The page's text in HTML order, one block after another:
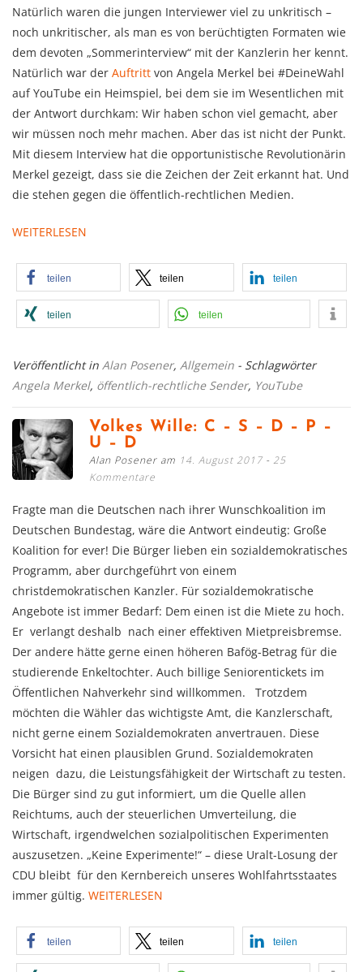
Natürlich waren die jungen Interviewer viel zu unkritisch –
noch unkritischer, als man es von berüchtigten Formaten wie
dem devoten „Sommerinterview“ mit der Kanzlerin her kennt.
Natürlich war der Auftritt von Angela Merkel bei #DeineWahl
auf YouTube ein Heimspiel, bei dem sie im Wesentlichen mit
der Antwort durchkam: Wir haben schon viel gemacht, aber
wir müssen noch mehr machen. Aber das ist nicht der Punkt.
Mit diesem Interview hat die opportunistische Revolutionärin
Merkel gezeigt, dass sie die Zeichen der Zeit erkannt hat. Und
die stehen gegen die öffentlich-rechtlichen Medien.
WEITERLESEN
teilen teilen teilen
teilen teilen
Veröffentlicht in Alan Posener, Allgemein - Schlagwörter
Angela Merkel, öffentlich-rechtliche Sender, YouTube
Volkes Wille: C – S – D – P –
U – D
Alan Posener am 14. August 2017
25
Kommentare
Fragte man die Deutschen nach ihrer Wunschkoalition im
Deutschen Bundestag, wäre die Antwort eindeutig: Große
Koalition for ever! Die Bürger lieben ein sozialdemokratisches
Programm, aber durchgeführt von einem
christdemokratischen Kanzler. Für sozialdemokratische
Angebote ist immer Bedarf: Dem einen ist die Miete zu hoch.
Er verlangt deshalb nach einer effektiven Mietpreisbremse.
Der andere hätte gerne einen höheren Bafög-Betrag für die
studierende Enkeltochter. Auch billige Seniorentickets im
Öffentlichen Nahverkehr sind willkommen. Trotzdem
möchten die Wähler das wichtigste Amt, die Kanzlerschaft,
nicht gerne einem Sozialdemokraten anvertrauen. Diese
Vorsicht hat einen plausiblen Grund. Sozialdemokraten
neigen dazu, die Leistungsfähigkeit der Wirtschaft zu testen.
Die Bürger sind zu gut informiert, um die Quelle allen
Reichtums, auch der steuerlichen Umverteilung, die
Wirtschaft, irgendwelchen sozialpolitischen Experimenten
auszusetzen. „Keine Experimente!“ – diese Uralt-Losung der
CDU bleibt für den Kernbereich unseres Wohlfahrtsstaates
immer gültig. WEITERLESEN
teilen teilen teilen